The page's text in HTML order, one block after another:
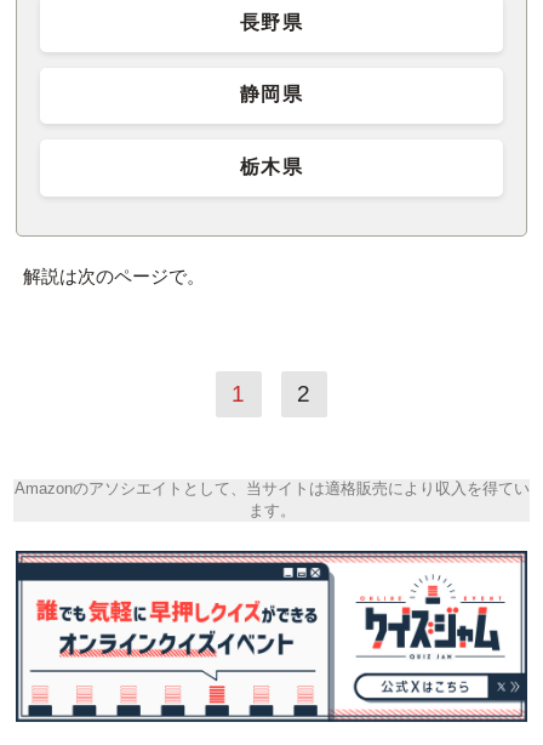
長野県
静岡県
栃木県
解説は次のページで。
1 2
Amazonのアソシエイトとして、当サイトは適格販売により収入を得てい
ます。